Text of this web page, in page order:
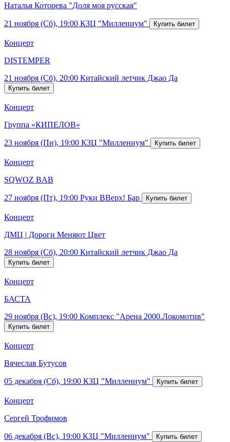
Наталья Которева "Доля моя русская"
21 ноября (Сб), 19:00 КЗЦ "Миллениум"
Концерт
DISTEMPER
21 ноября (Сб), 20:00 Китайский летчик Джао Да
Концерт
Группа «КИПЕЛОВ»
23 ноября (Пн), 19:00 КЗЦ "Миллениум"
Концерт
SQWOZ BAB
27 ноября (Пт), 19:00 Руки ВВерх! Бар
Концерт
ДМЦ | Дороги Меняют Цвет
28 ноября (Сб), 20:00 Китайский летчик Джао Да
Концерт
БАСТА
29 ноября (Вс), 19:00 Комплекс "Арена 2000.Локомотив"
Концерт
Вячеслав Бутусов
05 декабря (Сб), 19:00 КЗЦ "Миллениум"
Концерт
Сергей Трофимов
06 декабря (Вс), 19:00 КЗЦ "Миллениум"